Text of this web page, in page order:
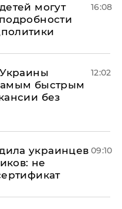
могут
16:08
Украины
быстрым
без
12:02
украинцев
не
09:10